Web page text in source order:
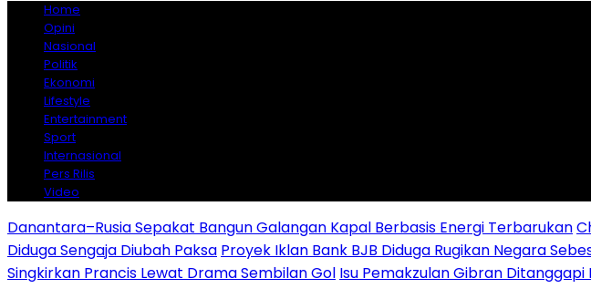
Home
Opini
Nasional
Politik
Ekonomi
Lifestyle
Entertainment
Sport
Internasional
Pers Rilis
Video
Danantara–Rusia Sepakat Bangun Galangan Kapal Berbasis Energi Terbarukan
Diduga Sengaja Diubah Paksa Proyek Iklan Bank BJB Diduga Rugikan Negara
Singkirkan Prancis Lewat Drama Sembilan Gol Isu Pemakzulan Gibran